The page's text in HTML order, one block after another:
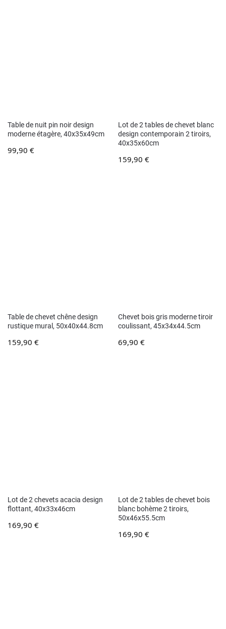
Table de nuit pin noir design
moderne étagère, 40x35x49cm
99,90 €
Lot de 2 tables de chevet blanc
design contemporain 2 tiroirs,
40x35x60cm
159,90 €
Table de chevet chêne design
rustique mural, 50x40x44.8cm
159,90 €
Chevet bois gris moderne tiroir
coulissant, 45x34x44.5cm
69,90 €
Lot de 2 chevets acacia design
flottant, 40x33x46cm
169,90 €
Lot de 2 tables de chevet bois
blanc bohème 2 tiroirs,
50x46x55.5cm
169,90 €